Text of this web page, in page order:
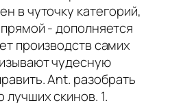
в чуточку категорий,
- дополняется
производств самих
чудесную
Ant. разобрать
скинов. 1.